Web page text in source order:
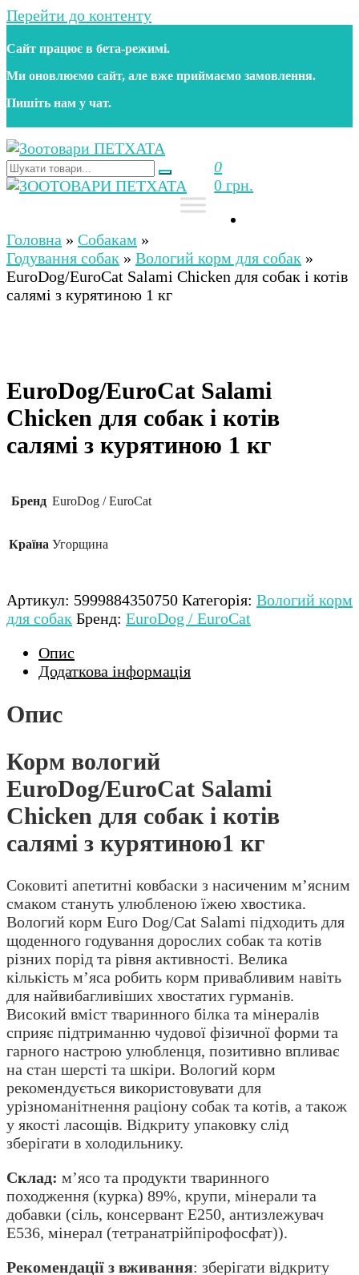
Перейти до контенту
Сайт працює в бета‑режимі.
Ми оновлюємо сайт, але вже приймаємо замовлення.
Пишіть нам у чат.
Зоотовари ПЕТХАТА
Зоомагазин для собак та котів | Корм, іграшки,
аксесуари та догляд за тваринами. Доставка по
0
0 грн.
Зоомагазин для собак та котів | Корм, іграшки,
аксесуари та догляд за тваринами. Доставка по
Україні
Головна » Собакам »
Годування собак » Вологий корм для собак »
EuroDog/EuroCat Salami Chicken для собак і котів
салямі з курятиною 1 кг
EuroDog/EuroCat Salami
Chicken для собак і котів
салямі з курятиною 1 кг
Бренд EuroDog / EuroCat
Країна Угорщина
Артикул: 5999884350750 Категорія: Вологий корм
для собак Бренд: EuroDog / EuroCat
Опис
Додаткова інформація
Опис
Корм вологий
EuroDog/EuroCat Salami
Chicken для собак і котів
салямі з курятиною1 кг
Соковиті апетитні ковбаски з насиченим м’ясним
смаком стануть улюбленою їжею хвостика.
Вологий корм Euro Dog/Cat Salami підходить для
щоденного годування дорослих собак та котів
різних порід та рівня активності. Велика
кількість м’яса робить корм привабливим навіть
для найвибагливіших хвостатих гурманів.
Високий вміст тваринного білка та мінералів
сприяє підтриманню чудової фізичної форми та
гарного настрою улюбленця, позитивно впливає
на стан шерсті та шкіри. Вологий корм
рекомендується використовувати для
урізноманітнення раціону собак та котів, а також
у якості ласощів. Відкриту упаковку слід
зберігати в холодильнику.
Склад: м’ясо та продукти тваринного
походження (курка) 89%, крупи, мінерали та
добавки (сіль, консервант E250, антизлежувач
E536, мінерал (тетранатрійпірофосфат)).
Рекомендації з вживання: зберігати відкриту